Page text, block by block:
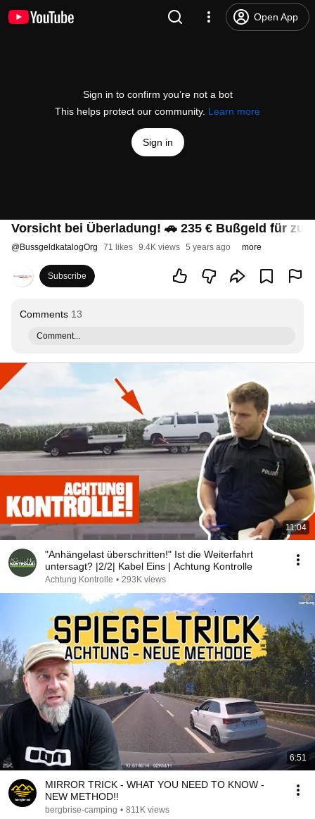
Open App
Sign in to confirm you’re not a bot
This helps protect our community. Learn more
Sign in
Vorsicht bei Überladung! 🚗 235 € Bußgeld für zu
@BussgeldkatalogOrg 71 likes 9.4K views 5 years ago more
Subscribe
Comments 13
Comment...
11:04
"Anhängelast überschritten!" Ist die Weiterfahrt
untersagt? |2/2| Kabel Eins | Achtung Kontrolle
Achtung Kontrolle • 293K views
6:51
MIRROR TRICK - WHAT YOU NEED TO KNOW -
NEW METHOD!!
bergbrise-camping • 811K views